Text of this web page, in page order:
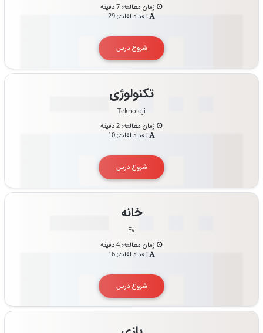
زمان مطالعه: 7 دقیقه
تعداد لغات: 29
شروع درس
تکنولوژی
Teknoloji
زمان مطالعه: 2 دقیقه
تعداد لغات: 10
شروع درس
خانه
Ev
زمان مطالعه: 4 دقیقه
تعداد لغات: 16
شروع درس